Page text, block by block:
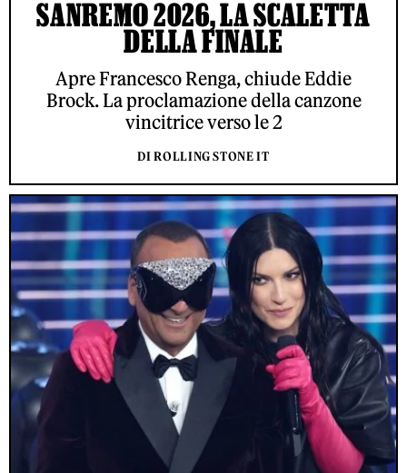
SANREMO 2026, LA SCALETTA
DELLA FINALE
Apre Francesco Renga, chiude Eddie
Brock. La proclamazione della canzone
vincitrice verso le 2
DI ROLLING STONE IT